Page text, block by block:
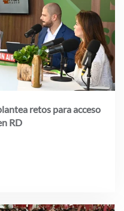
retos para acceso
RD